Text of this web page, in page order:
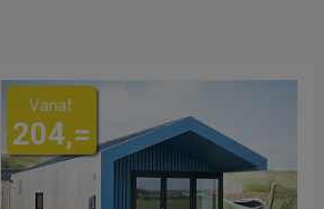
Vanaf
204,=